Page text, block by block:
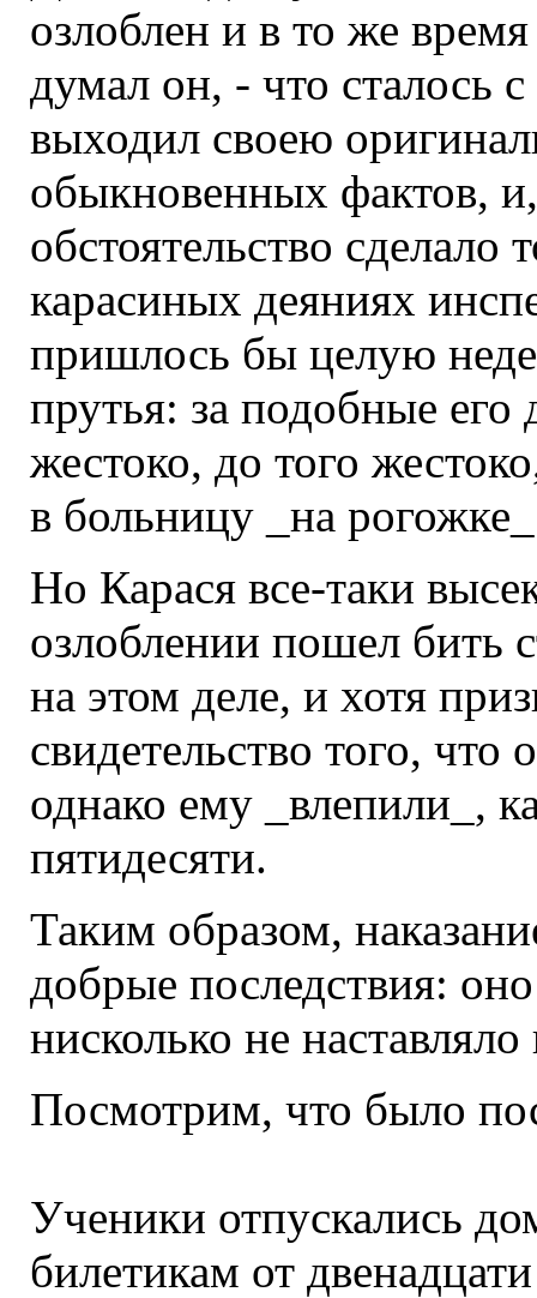
озлоблен и в то же
думал он, - что сталось
выходил своею
обыкновенных фактов,
обстоятельство
карасиных деяниях
пришлось бы целую
прутья: за подобные его
жестоко, до того
в больницу _на
Но Карася все-таки
озлоблении пошел бить
на этом деле, и хотя
свидетельство того, что
однако ему _влепили_,
пятидесяти.
Таким образом,
добрые последствия:
нисколько не
Посмотрим, что было
Ученики отпускались
билетикам от